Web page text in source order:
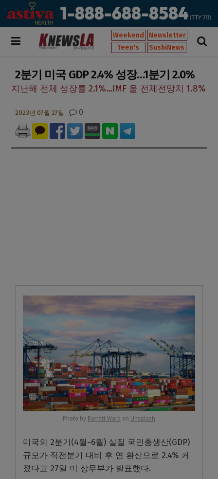
Weekend
Newsletter
Teen's
SushiNews
2분기 미국 GDP 2.4% 성장…1분기 2.0%
지난해 전체 성장률 2.1%…IMF 올 전체전망치 1.8%
2023년 07월 27일 0
Photo by Barrett Ward on Unsplash
미국의 2분기(4월~6월) 실질 국민총생산(GDP)
규모가 직전분기 대비 후 연 환산으로 2.4% 커
졌다고 27일 미 상무부가 발표했다.